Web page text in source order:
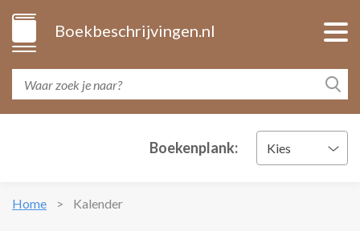
Boekbeschrijvingen.nl
Boekenplank: Kies
Home Kalender